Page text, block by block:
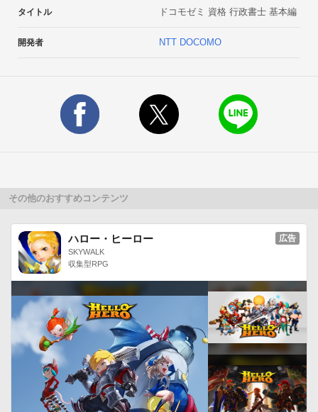
士初心者にもわかりやすい作りになっています。
第5章 一般知識Part2　行政書士　ゲーム
気分に合わせて選べる3種類のゲームをご用意しています。○4
空欄に該当する文字を選択し行政書士の重要語句を覚えよう。
○早押し学習ゲーム
行政書士に関する選択肢に早く回答することで、エサをたくさ
ん集めてとりを成長させよう！成長させたとりをコレクション
することができます。Part3　行政書士　過去問・模擬試験
行政書士の過去問と模擬試験を収録。
丁寧な解説付きなので苦手を克服し試験の得点アップを目指せ
ます。◆商品情報
○ドコモゼミ 資格　行政書士　基本編
・テキスト（お試し）
第5章　一般知識
タイトル ドコモゼミ 資格 行政書士 基本編
開発者 NTT DOCOMO
その他のおすすめコンテンツ
ハロー・ヒーロー
SKYWALK
収集型RPG
広告